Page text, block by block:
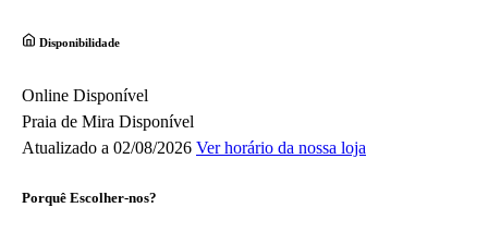
Disponibilidade
Online Disponível
Praia de Mira Disponível
Atualizado a 02/08/2026 Ver horário da nossa loja
Porquê Escolher-nos?